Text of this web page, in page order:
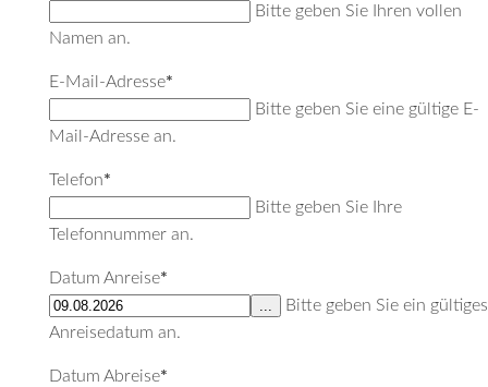
Bitte geben Sie Ihren vollen
Namen an.
E-Mail-Adresse*
Bitte geben Sie eine gültige E-
Mail-Adresse an.
Telefon*
Bitte geben Sie Ihre
Telefonnummer an.
Datum Anreise*
Bitte geben Sie ein gültiges
Anreisedatum an.
Datum Abreise*